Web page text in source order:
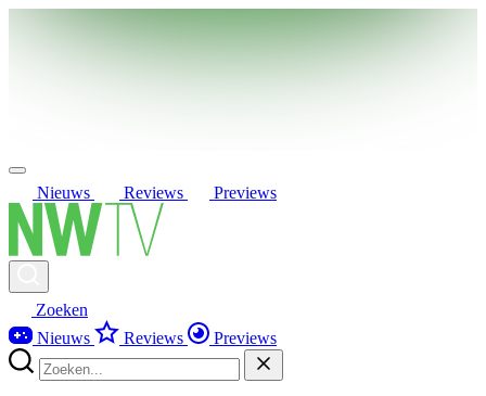
Nieuws Reviews Previews
Zoeken
Nieuws
Reviews Previews